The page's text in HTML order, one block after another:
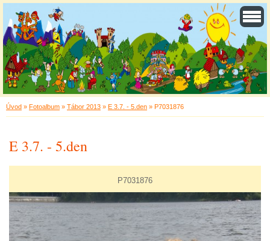
Úvod » Fotoalbum » Tábor 2013 » E 3.7. - 5.den » P7031876
E 3.7. - 5.den
P7031876